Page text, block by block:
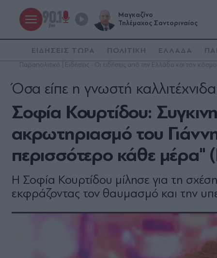
Μαγκαζίνο
Τηλέμαχος Σαντοριναίος
ΕΙΔΗΣΕΙΣ ΤΩΡΑ ΠΟΛΙΤΙΚΗ ΕΛΛΑΔΑ
Παραπολιτικά | Ειδήσεις - Οι ειδήσεις από την Ελλάδα και τον κόσμο
Σοφία Κουρτίδου:
ακρωτηριασμό του
περισσότερο κάθε μέρα"
Όσα είπε η γνωστή καλλιτέχνιδα
Η Σοφία Κουρτίδου μίλησε για τη
εκφράζοντας τον θαυμασμό και την